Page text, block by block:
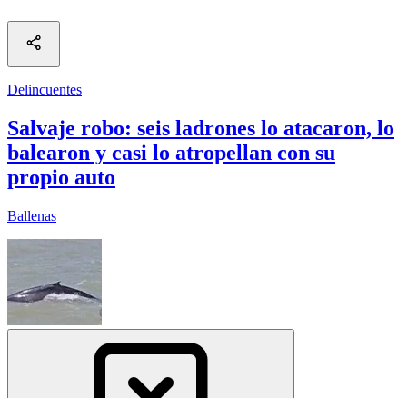
Delincuentes
Salvaje robo: seis ladrones lo atacaron, lo
balearon y casi lo atropellan con su
propio auto
Ballenas